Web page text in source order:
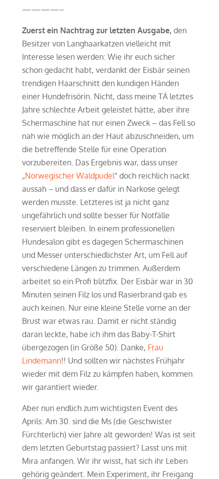
————–
Zuerst ein Nachtrag zur letzten Ausgabe, den
Besitzer von Langhaarkatzen vielleicht mit
Interesse lesen werden: Wie ihr euch sicher
schon gedacht habt, verdankt der Eisbär seinen
trendigen Haarschnitt den kundigen Händen
einer Hundefrisörin. Nicht, dass meine TÄ letztes
Jahre schlechte Arbeit geleistet hätte, aber ihre
Schermaschine hat nur einen Zweck – das Fell so
nah wie möglich an der Haut abzuschneiden, um
die betreffende Stelle für eine Operation
vorzubereiten. Das Ergebnis war, dass unser
„Norwegischer Waldpudel“ doch reichlich nackt
aussah – und dass er dafür in Narkose gelegt
werden musste. Letzteres ist ja nicht ganz
ungefährlich und sollte besser für Notfälle
reserviert bleiben. In einem professionellen
Hundesalon gibt es dagegen Schermaschinen
und Messer unterschiedlichster Art, um Fell auf
verschiedene Längen zu trimmen. Außerdem
arbeitet so ein Profi blitzfix. Der Eisbär war in 30
Minuten seinen Filz los und Rasierbrand gab es
auch keinen. Nur eine kleine Stelle vorne an der
Brust war etwas rau. Damit er nicht ständig
daran leckte, habe ich ihm das Baby-T-Shirt
übergezogen (in Größe 50). Danke, Frau
Lindemann!! Und sollten wir nächstes Frühjahr
wieder mit dem Filz zu kämpfen haben, kommen
wir garantiert wieder.
Aber nun endlich zum wichtigsten Event des
Aprils: Am 30. sind die Ms (die Geschwister
Fürchterlich) vier Jahre alt geworden! Was ist seit
dem letzten Geburtstag passiert? Lasst uns mit
Mira anfangen. Wir ihr wisst, hat sich ihr Leben
gehörig geändert. Mein Experiment, ihr Freigang